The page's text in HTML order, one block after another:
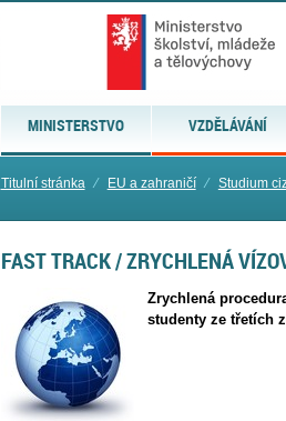
MINISTERSTVO VZDĚLÁVÁNÍ
Titulní stránka ⁄ EU a zahraničí ⁄ Studium
FAST TRACK / ZRYCHLENÁ
Zrychlená
studenty ze třetích